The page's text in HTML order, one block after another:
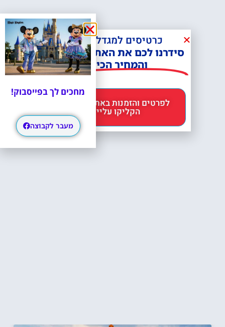
כרטיסים למגדל אייפל?
סידרנו לכם את האתר הכי אמין -
והמחיר הכי זול!
הקליקו עליי 😊
מחכים לך בפייסבוק!
מעבר לקבוצה